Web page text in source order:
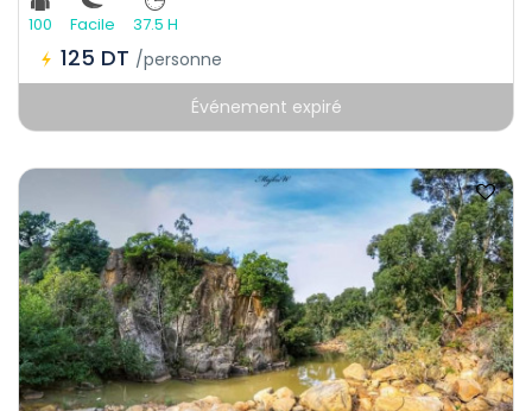
100 Facile 37.5 H
125 DT /personne
Événement expiré